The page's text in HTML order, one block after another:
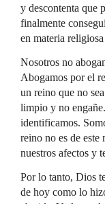
y descontenta que
finalmente
en materia
Nosotros no
Abogamos por el
un reino que no
limpio y no
identificamos.
reino no es de este
nuestros afectos y
Por lo tanto, Dios
de hoy como lo